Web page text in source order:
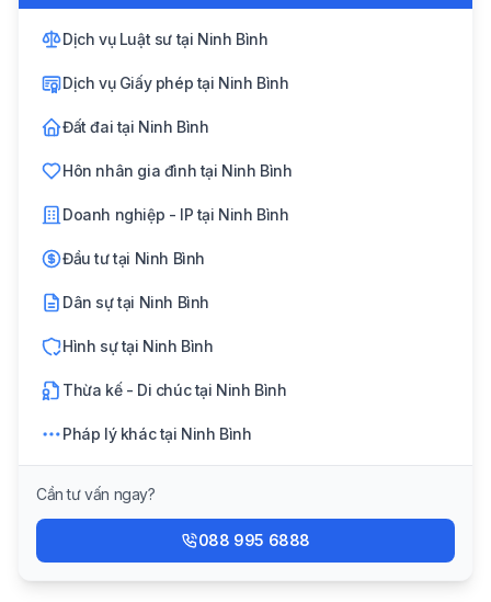
Dịch vụ Luật sư tại Ninh Bình
Dịch vụ Giấy phép tại Ninh Bình
Đất đai tại Ninh Bình
Hôn nhân gia đình tại Ninh Bình
Doanh nghiệp - IP tại Ninh Bình
Đầu tư tại Ninh Bình
Dân sự tại Ninh Bình
Hình sự tại Ninh Bình
Thừa kế - Di chúc tại Ninh Bình
Pháp lý khác tại Ninh Bình
Cần tư vấn ngay?
088 995 6888